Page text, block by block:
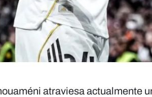
atraviesa actualmente